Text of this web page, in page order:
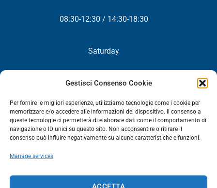
Gestisci Consenso Cookie
Per fornire le migliori esperienze, utilizziamo tecnologie come i cookie per
memorizzare e/o accedere alle informazioni del dispositivo. Il consenso a
queste tecnologie ci permetterà di elaborare dati come il comportamento di
navigazione o ID unici su questo sito. Non acconsentire o ritirare il
consenso può influire negativamente su alcune caratteristiche e funzioni.
Manage services
08:30-12:30 / 14:30-18:30
Saturday
Closed
NEWSLETTER
NEWSLETTER